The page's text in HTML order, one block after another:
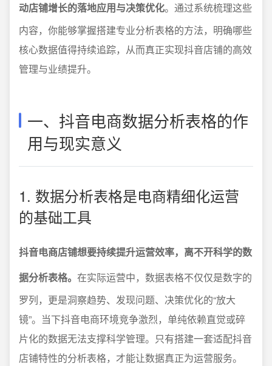
动店铺增长的落地应用与决策优化。通过系统梳理这些
内容，你能够掌握搭建专业分析表格的方法，明确哪些
核心数据值得持续追踪，从而真正实现抖音店铺的高效
管理与业绩提升。
一、抖音电商数据分析表格的作
用与现实意义
1. 数据分析表格是电商精细化运营
的基础工具
抖音电商店铺想要持续提升运营效率，离不开科学的数
据分析表格。 在实际运营中，数据表格不仅仅是数字的
罗列，更是洞察趋势、发现问题、决策优化的“放大
镜”。当下抖音电商环境竞争激烈，单纯依赖直觉或碎
片化的数据无法支撑科学管理。只有搭建一套适配抖音
店铺特性的分析表格，才能让数据真正为运营服务。